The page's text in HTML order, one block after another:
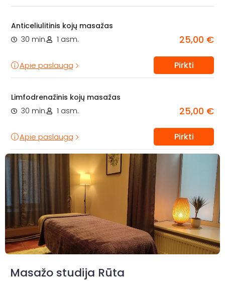
Anticeliulitinis kojų masažas
30 min.
1 asm. 25,00 €
Apie paslaugą Pirkti
Limfodrenažinis kojų masažas
30 min.
1 asm. 25,00 €
Apie paslaugą Pirkti
Masažo studija Rūta